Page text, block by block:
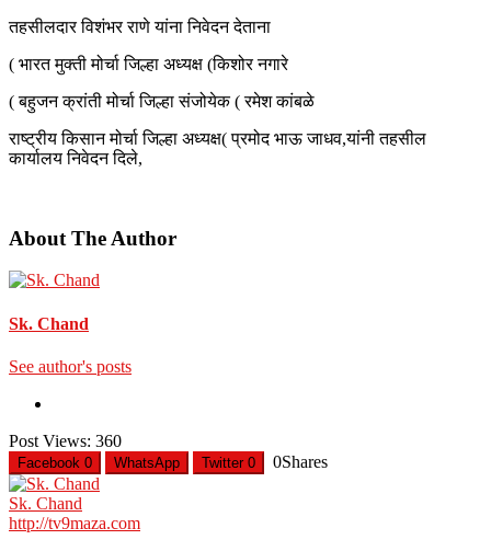
तहसीलदार विशंभर राणे यांना निवेदन देताना
( भारत मुक्ती मोर्चा जिल्हा अध्यक्ष (किशोर नगारे
( बहुजन क्रांती मोर्चा जिल्हा संजोयेक ( रमेश कांबळे
राष्ट्रीय किसान मोर्चा जिल्हा अध्यक्ष( प्रमोद भाऊ जाधव,यांनी तहसील
कार्यालय निवेदन दिले,
About The Author
Sk. Chand
See author's posts
Post Views: 360
Facebook 0 WhatsApp Twitter 0 0Shares
Sk. Chand
http://tv9maza.com